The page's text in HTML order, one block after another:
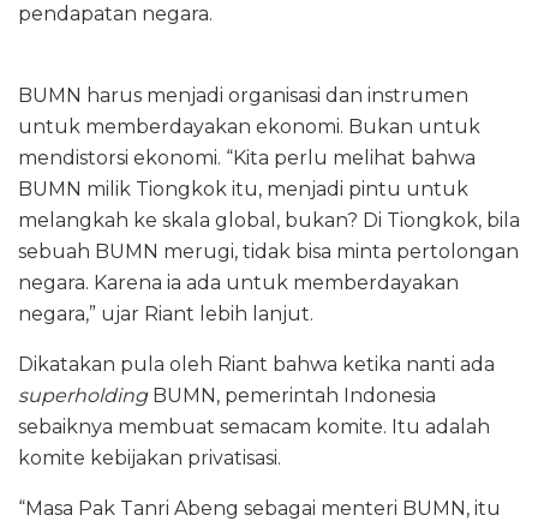
pendapatan negara.
BUMN harus menjadi organisasi dan instrumen
untuk memberdayakan ekonomi. Bukan untuk
mendistorsi ekonomi. “Kita perlu melihat bahwa
BUMN milik Tiongkok itu, menjadi pintu untuk
melangkah ke skala global, bukan? Di Tiongkok, bila
sebuah BUMN merugi, tidak bisa minta pertolongan
negara. Karena ia ada untuk memberdayakan
negara,” ujar Riant lebih lanjut.
Dikatakan pula oleh Riant bahwa ketika nanti ada
superholding BUMN, pemerintah Indonesia
sebaiknya membuat semacam komite. Itu adalah
komite kebijakan privatisasi.
“Masa Pak Tanri Abeng sebagai menteri BUMN, itu